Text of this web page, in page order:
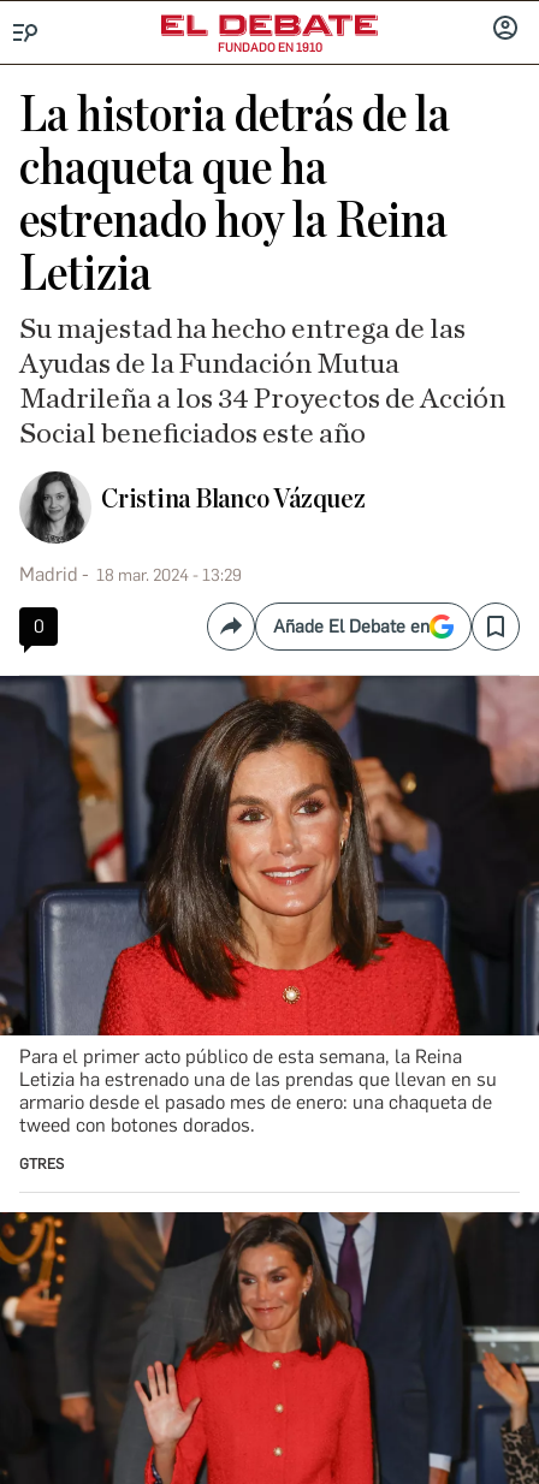
FUNDADO EN 1910
La historia detrás de la
chaqueta que ha
estrenado hoy la Reina
Letizia
Su majestad ha hecho entrega de las
Ayudas de la Fundación Mutua
Madrileña a los 34 Proyectos de Acción
Social beneficiados este año
Cristina Blanco Vázquez
Madrid 18 mar. 2024 - 13:29
0 CompartirAñade El Debate en Save
Para el primer acto público de esta semana, la Reina
Letizia ha estrenado una de las prendas que llevan en su
armario desde el pasado mes de enero: una chaqueta de
tweed con botones dorados.
GTRES